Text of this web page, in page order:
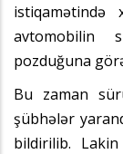
istiqamətində
avtomobilin
pozduğuna
Bu zaman
şübhələr
bildirilib.